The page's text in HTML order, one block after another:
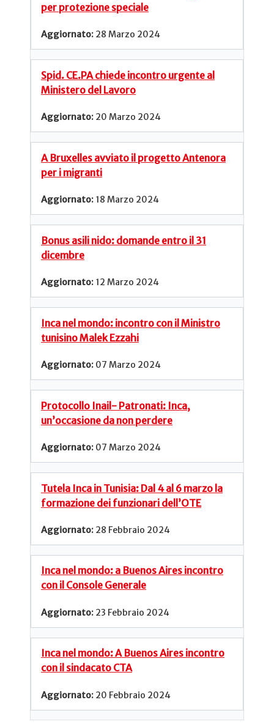
per protezione speciale
28 Marzo 2024
Spid. CE.PA chiede incontro urgente al
Ministero del Lavoro
20 Marzo 2024
A Bruxelles avviato il progetto Antenora
per i migranti
18 Marzo 2024
Bonus asili nido: domande entro il 31
dicembre
12 Marzo 2024
Inca nel mondo: incontro con il Ministro
tunisino Malek Ezzahi
07 Marzo 2024
Protocollo Inail- Patronati: Inca,
un’occasione da non perdere
07 Marzo 2024
Tutela Inca in Tunisia: Dal 4 al 6 marzo la
formazione dei funzionari dell’OTE
28 Febbraio 2024
Inca nel mondo: a Buenos Aires incontro
con il Console Generale
23 Febbraio 2024
Inca nel mondo: A Buenos Aires incontro
con il sindacato CTA
20 Febbraio 2024